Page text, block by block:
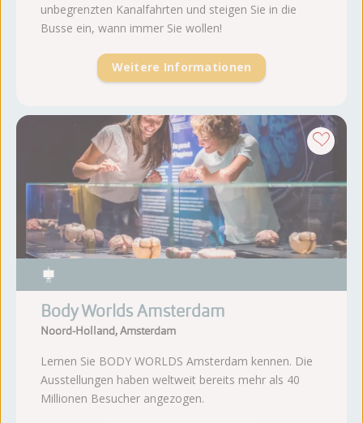
unbegrenzten Kanalfahrten und steigen Sie in die
Busse ein, wann immer Sie wollen!
Weitere Informationen
Body Worlds Amsterdam
Noord-Holland, Amsterdam
Lernen Sie BODY WORLDS Amsterdam kennen. Die
Ausstellungen haben weltweit bereits mehr als 40
Millionen Besucher angezogen.